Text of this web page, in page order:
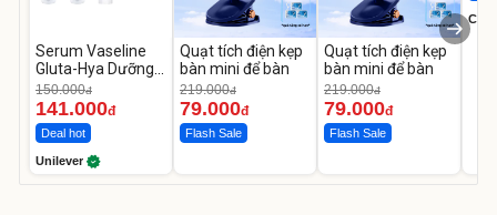
Serum Vaseline
Gluta-Hya Dưỡng
Da Sáng Mịn Sau 7
Ngày
150.000đ
141.000đ
Deal hot
Unilever
Quạt tích điện kẹp
bàn mini để bàn
219.000đ
79.000đ
Flash Sale
Quạt tích điện kẹp
bàn mini để bàn
219.000đ
79.000đ
Flash Sale